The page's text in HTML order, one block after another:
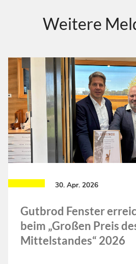
Weitere
30. Apr. 2026
Gutbrod Fenster
beim „Großen Preis
Mittelstandes“ 2026